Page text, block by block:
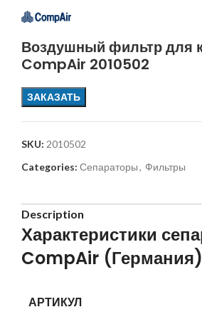
Воздушный фильтр для
CompAir 2010502
ЗАКАЗАТЬ
SKU: 2010502
Categories: Сепараторы, Фильтры
Description
Характеристики
CompAir
АРТИКУЛ